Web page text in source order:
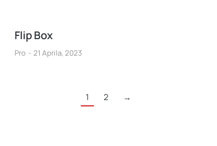
Flip Box
Pro 21 Aprila, 2023
1 2 →